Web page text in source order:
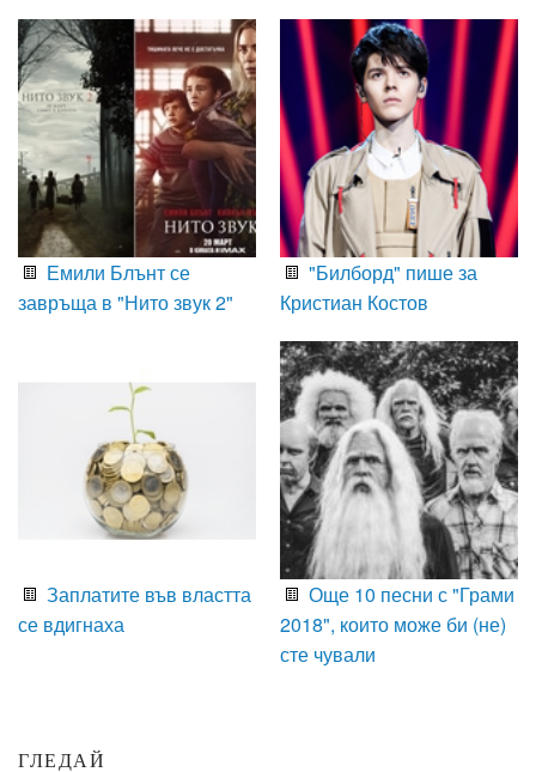
Емили Блънт се
завръща в "Нито звук 2"
"Билборд" пише за
Кристиан Костов
Заплатите във властта
се вдигнаха
Още 10 песни с "Грами
2018", които може би (не)
сте чували
ГЛЕДАЙ